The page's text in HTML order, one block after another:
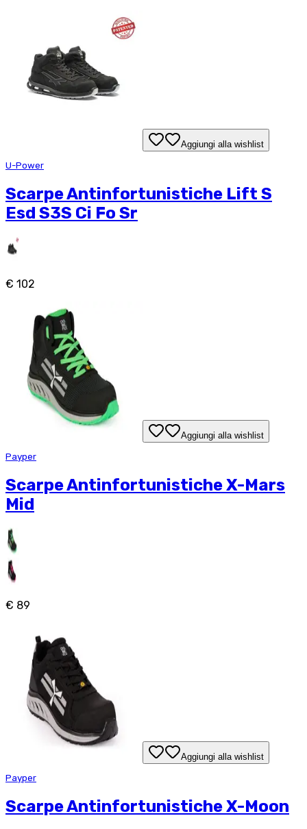
Aggiungi alla wishlist
U-Power
Scarpe Antinfortunistiche Lift S
Esd S3S Ci Fo Sr
€ 102
Aggiungi alla wishlist
Payper
Scarpe Antinfortunistiche X-Mars
Mid
€ 89
Aggiungi alla wishlist
Payper
Scarpe Antinfortunistiche X-Moon